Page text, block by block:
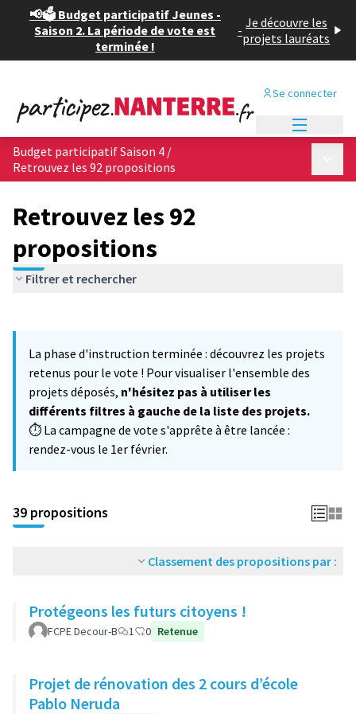
📢🗳️ Budget participatif Jeunes -
Saison 2. La période de vote est
terminée !
- Je découvre les
projets lauréats
Se connecter
Budget participatif Saison 4 /
Retrouvez les 92 propositions
Retrouvez les 92
propositions
Filtrer et rechercher
−
La phase d'instruction terminée : découvrez les projets
retenus pour le vote ! Pour visualiser l'ensemble des
projets déposés, n'hésitez pas à utiliser les
différents filtres à gauche de la liste des projets.
⏱️ La campagne de vote s'apprête à être lancée :
rendez-vous le 1er février.
39 propositions
Classement des propositions par :
Protégeons les futurs citoyens !
FCPE Decour-B 1 0 Retenue
Projet de rénovation des 2 cours d’école
Pablo Neruda